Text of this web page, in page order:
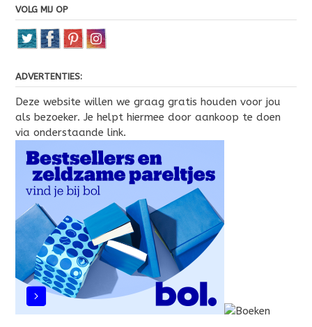
VOLG MIJ OP
ADVERTENTIES:
Deze website willen we graag gratis houden voor jou
als bezoeker. Je helpt hiermee door aankoop te doen
via onderstaande link.